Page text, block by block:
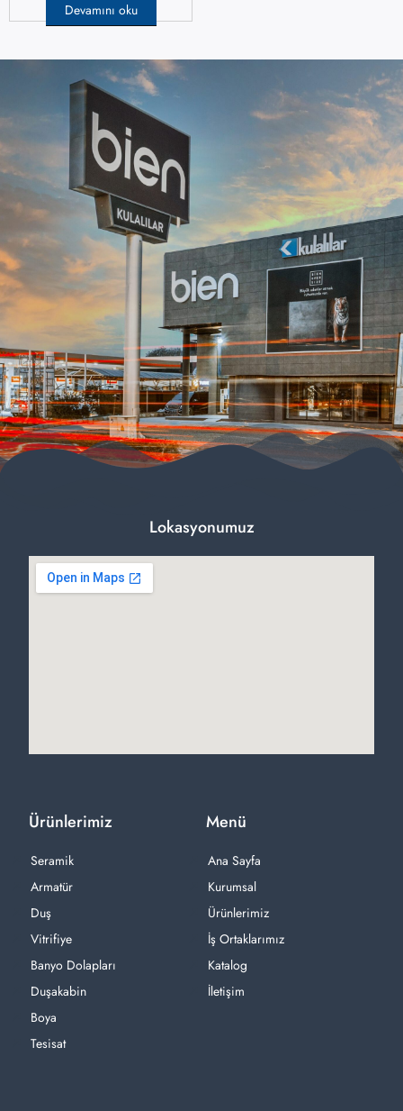
Devamını oku
Menü
Ana Sayfa
Kurumsal
Ürünlerimiz
İş Ortaklarımız
Katalog
İletişim
Ürünlerimiz
Seramik
Armatür
Duş
Vitrifiye
Banyo Dolapları
Duşakabin
Boya
Tesisat
Lokasyonumuz